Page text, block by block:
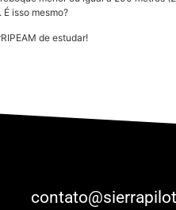
É isso mesmo?
de estudar!